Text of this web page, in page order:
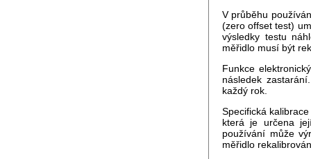
V průběhu
(zero offset test)
výsledky testu
měřidlo musí být
Funkce
následek
každý rok.
Specifická
která je určena
používání může
měřidlo